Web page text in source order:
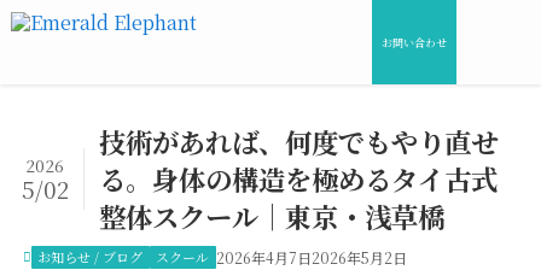
お問い合わせ
技術があれば、何度でもやり直せ
る。身体の構造を極めるタイ古式
整体スクール｜東京・浅草橋
2026
5/02
お知らせ / ブログ スクール 2026年4月7日2026年5月2日